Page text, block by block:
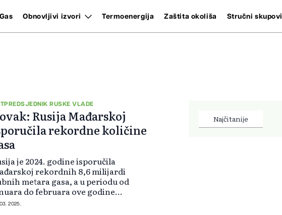
Gas Obnovljivi izvori Termoenergija Zaštita okoliša Stručni skupovi
RUSKE VLADE
Rusija Mađarskoj
rekordne količine
je 2024. godine isporučila
rekordnih 8,6 milijardi
metara gasa, a u periodu od
do februara ove godine
su iznosile 1,18 milijardi
2025.
Najčitanije